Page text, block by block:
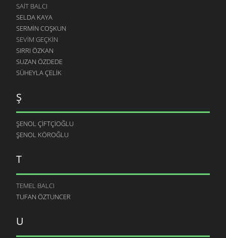
SAIT BALCI
SELDA KAYA
SERMIN COŞKUN
SEVIM GEÇKIN
SIRRI ÖZKAN
SUZAN ÖZDEDE
SÜHEYLA ÇELIK
Ş
ŞENOL ÇIFTÇIOĞLU
ŞENOL KÖROĞLU
T
TEMEL BALCI
TUFAN ÖZTUNCER
U